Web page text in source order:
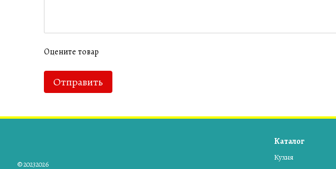
Оцените товар
Отправить
© 20232026
Каталог
Кухня